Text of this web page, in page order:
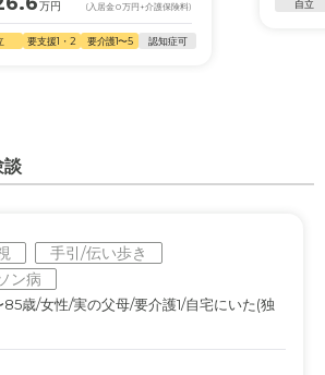
万円 (入居金0万円 +介護保険料)
要支援1・2 要介護1〜5 認知症可
自立
談
手引/伝い歩き
ン病
85歳/女性/実の父母/要介護1/自宅にいた(独